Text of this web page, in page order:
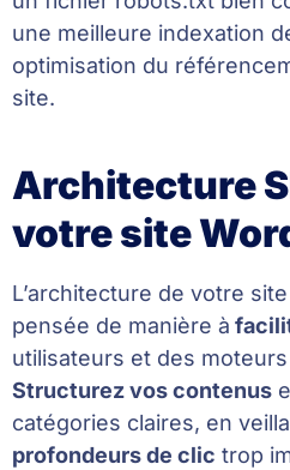
une meilleure indexation
optimisation du
site.
Architecture
votre site
L’architecture de votre
pensée de manière à
utilisateurs et des
Structurez vos contenus
catégories claires, en
profondeurs de clic trop